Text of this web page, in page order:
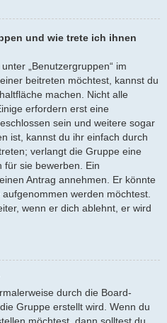
und wie trete ich ihnen
„Benutzergruppen“ im
beitreten möchtest, kannst du
machen. Nicht alle
erfordern erst eine
sein und weitere sogar
ist, kannst du ihr einfach durch
verlangt die Gruppe eine
für sie bewerben. Ein
Antrag annehmen. Er könnte
werden möchtest.
wenn er dich ablehnt, er wird
durch die Board-
Gruppe erstellt wird. Wenn du